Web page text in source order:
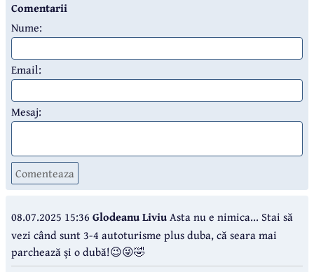
Comentarii
Nume:
Email:
Mesaj:
Comenteaza
08.07.2025 15:36 Glodeanu LiviuAsta nu e nimica... Stai să
vezi când sunt 3-4 autoturisme plus duba, că seara mai
parchează și o dubă!😉😜🤣